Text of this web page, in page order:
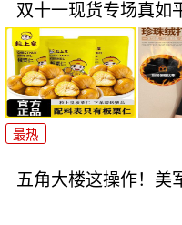
双十一现货专场真如
最热
五角大楼这操作！美